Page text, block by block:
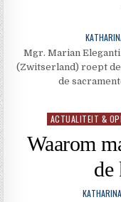
Mgr. Marian
(Zwitserland) roept
de
Geplaatst
ACTUALITEIT &
Waarom
de